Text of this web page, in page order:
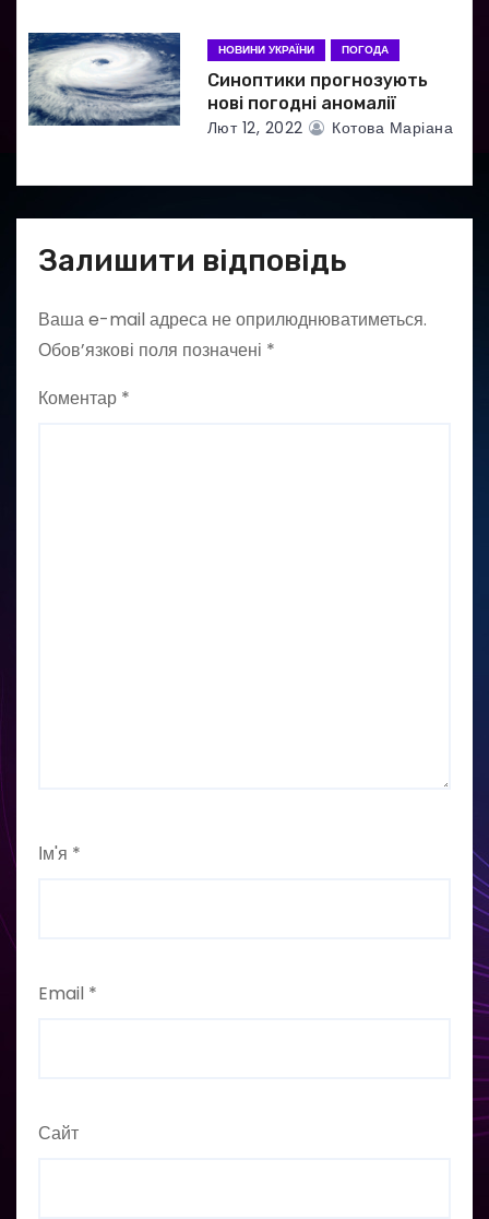
НОВИНИ УКРАЇНИ ПОГОДА
Синоптики прогнозують
нові погодні аномалії
Лют 12, 2022 Котова Маріана
Залишити відповідь
Ваша e-mail адреса не оприлюднюватиметься.
Обов’язкові поля позначені *
Коментар *
Ім'я *
Email *
Сайт